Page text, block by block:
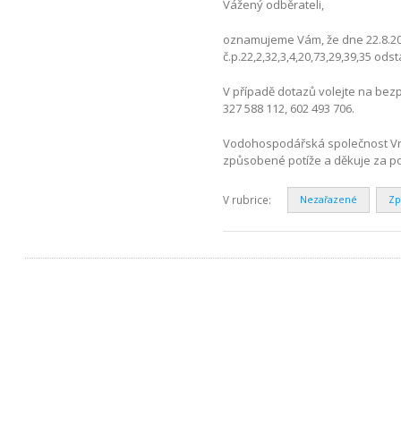
Vážený odběrateli,
oznamujeme Vám, že dne
č.p.22,2,32,3,4,20,73,29,39,35
V případě dotazů volejte na
327 588 112, 602 493 706.
Vodohospodářská společnost
způsobené potíže a děkuje za
V rubrice: Nezařazené